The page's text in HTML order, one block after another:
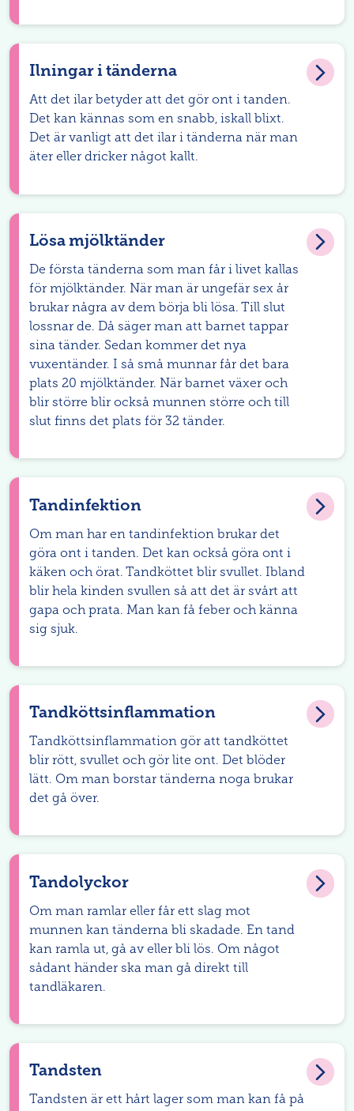
Ilningar i tänderna
Att det ilar betyder att det gör ont i tanden.
Det kan kännas som en snabb, iskall blixt.
Det är vanligt att det ilar i tänderna när man
äter eller dricker något kallt.
Lösa mjölktänder
De första tänderna som man får i livet kallas
för mjölktänder. När man är ungefär sex år
brukar några av dem börja bli lösa. Till slut
lossnar de. Då säger man att barnet tappar
sina tänder. Sedan kommer det nya
vuxentänder. I så små munnar får det bara
plats 20 mjölktänder. När barnet växer och
blir större blir också munnen större och till
slut finns det plats för 32 tänder.
Tandinfektion
Om man har en tandinfektion brukar det
göra ont i tanden. Det kan också göra ont i
käken och örat. Tandköttet blir svullet. Ibland
blir hela kinden svullen så att det är svårt att
gapa och prata. Man kan få feber och känna
sig sjuk.
Tandköttsinflammation
Tandköttsinflammation gör att tandköttet
blir rött, svullet och gör lite ont. Det blöder
lätt. Om man borstar tänderna noga brukar
det gå över.
Tandolyckor
Om man ramlar eller får ett slag mot
munnen kan tänderna bli skadade. En tand
kan ramla ut, gå av eller bli lös. Om något
sådant händer ska man gå direkt till
tandläkaren.
Tandsten
Tandsten är ett hårt lager som man kan få på